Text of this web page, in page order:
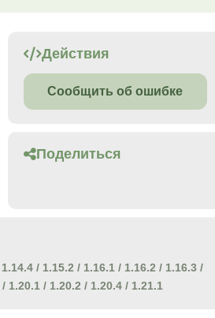
Действия
Сообщить об ошибке
Поделиться
1.14.4 / 1.15.2 / 1.16.1 / 1.16.2 / 1.16.3 /
/ 1.20.1 / 1.20.2 / 1.20.4 / 1.21.1